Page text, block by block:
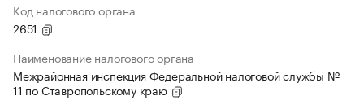
Код налогового органа
2651
Наименование налогового органа
Межрайонная инспекция Федеральной налоговой службы №
11 по Ставропольскому краю